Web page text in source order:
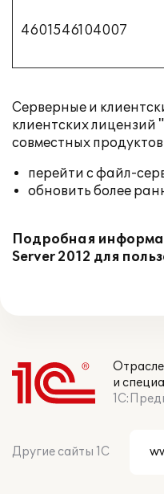
4601546104007
Серверные и
клиентских лицензий
совместных
перейти с файл-
обновить более
Подробная
Server 2012 для
и
Другие сайты 1С